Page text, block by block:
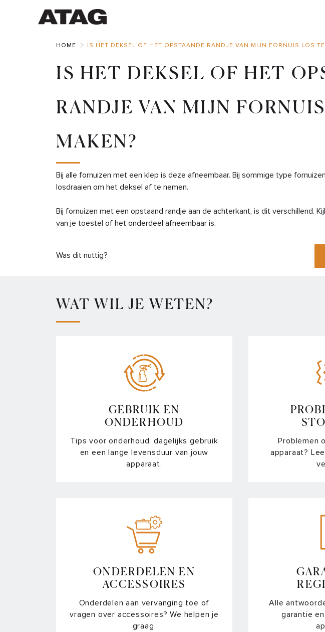
HOME IS HET DEKSEL OF HET OPSTAANDE RANDJE VAN MIJN FORNUIS LOS
IS HET DEKSEL OF HET
RANDJE VAN MIJN
MAKEN?
Bij alle fornuizen met een klep is deze afneembaar. Bij sommige type
losdraaien om het deksel af te nemen.
Bij fornuizen met een opstaand randje aan de achterkant, is dit verschillend.
van je toestel of het onderdeel afneembaar is.
Was dit nuttig?
WAT WIL JE WETEN?
GEBRUIK EN
ONDERHOUD
Tips voor onderhoud, dagelijks gebruik
en een lange levensduur van jouw
apparaat.
Problemen
apparaat?
ONDERDELEN EN
ACCESSOIRES
Onderdelen aan vervanging toe of
vragen over accessoires? We helpen je
graag.
Alle
garantie